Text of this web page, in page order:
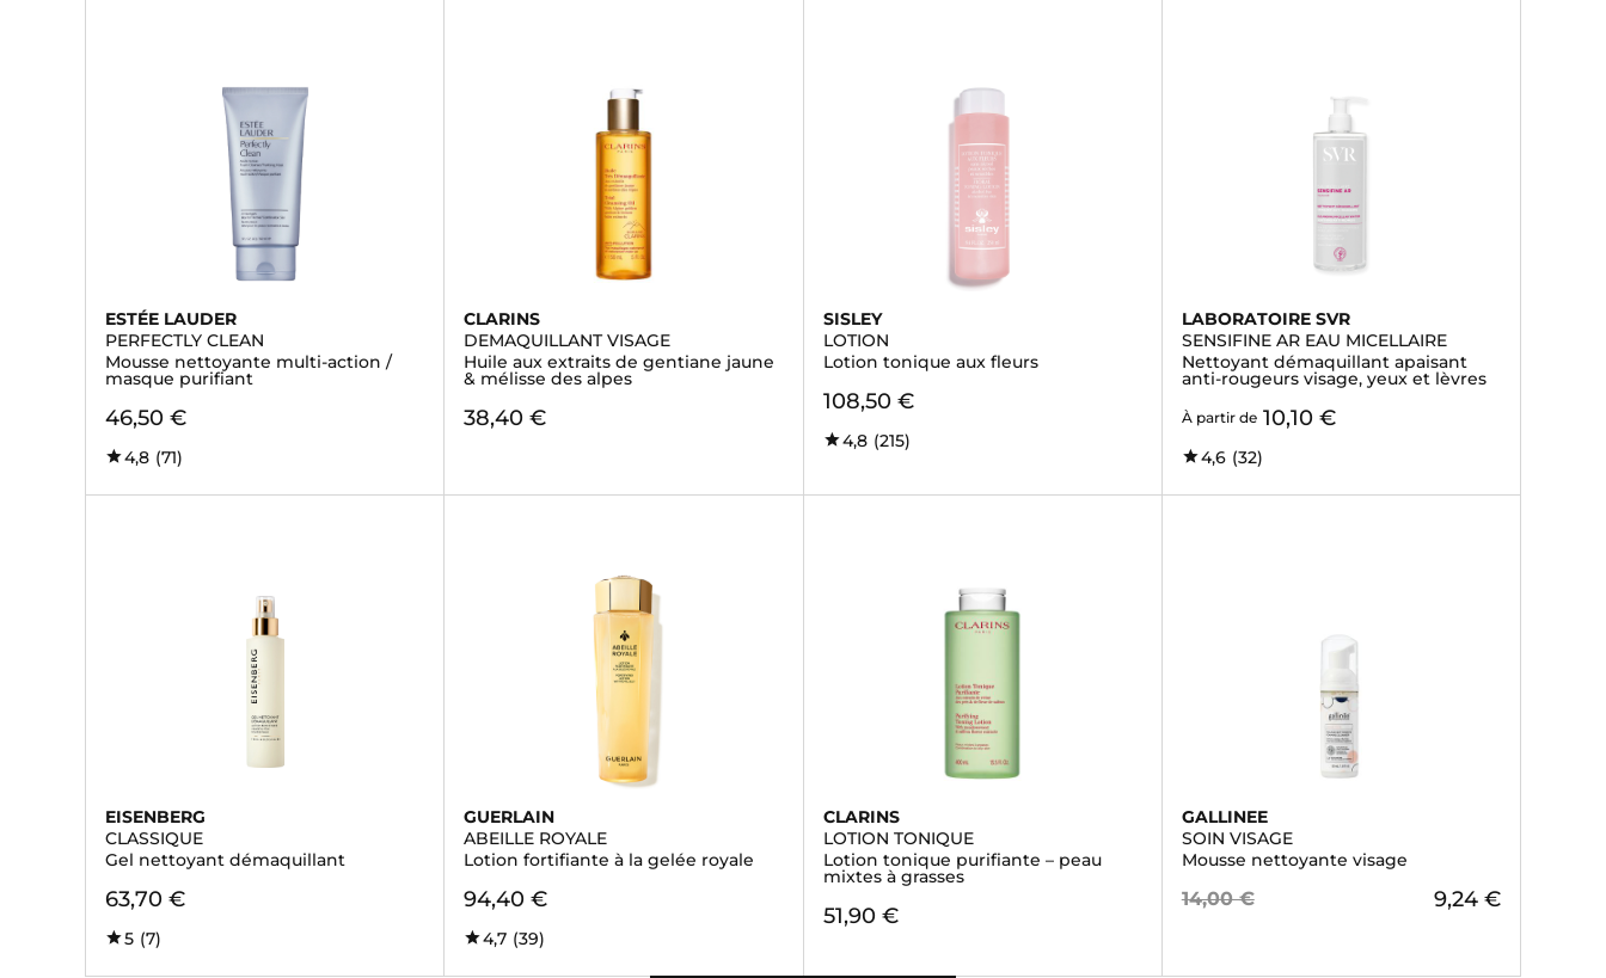
ESTÉE LAUDER
PERFECTLY CLEAN
Mousse nettoyante multi-action /
masque purifiant
46,50 €
4,8 (71)
CLARINS
DEMAQUILLANT VISAGE
Huile aux extraits de gentiane jaune
& mélisse des alpes
38,40 €
SISLEY
LOTION
Lotion tonique aux fleurs
108,50 €
4,8 (215)
LABORATOIRE SVR
SENSIFINE AR EAU MICELLAIRE
Nettoyant démaquillant apaisant
anti-rougeurs visage, yeux et lèvres
À partir de 10,10 €
4,6 (32)
EISENBERG
CLASSIQUE
Gel nettoyant démaquillant
63,70 €
5 (7)
GUERLAIN
ABEILLE ROYALE
Lotion fortifiante à la gelée royale
94,40 €
4,7 (39)
CLARINS
LOTION TONIQUE
Lotion tonique purifiante – peau
mixtes à grasses
51,90 €
GALLINEE
SOIN VISAGE
Mousse nettoyante visage
14,00 € 9,24 €